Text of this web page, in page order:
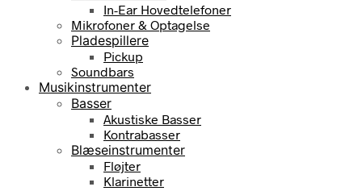
In-Ear Hovedtelefoner
Mikrofoner & Optagelse
Pladespillere
Pickup
Soundbars
Musikinstrumenter
Basser
Akustiske Basser
Kontrabasser
Blæseinstrumenter
Fløjter
Klarinetter